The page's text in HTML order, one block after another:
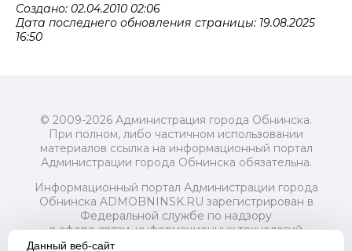
Создано: 02.04.2010 02:06
Дата последнего обновления страницы: 19.08.2025
16:50
© 2009-2026 Администрация города Обнинска.
При полном, либо частичном использовании
материалов ссылка на информационный портал
Администрации города Обнинска обязательна.
Информационный портал Администрации города
Обнинска ADMOBNINSK.RU зарегистрирован в
Федеральной службе по надзору
в сфере связи, информационных технологий
и массовых коммуникаций (Роскомнадзор) 24 июля
Данный веб-сайт